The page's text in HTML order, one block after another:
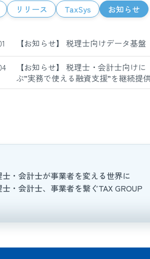
リリース TaxSys お知らせ
【お知らせ】
税理士向けデータ基盤
【お知らせ】
税理士・会計士向け
ぶ”実務で使える融資支援”を継続提
士・会計士が事業者を変える世界に
・会計士、事業者を繋ぐTAX GROUP